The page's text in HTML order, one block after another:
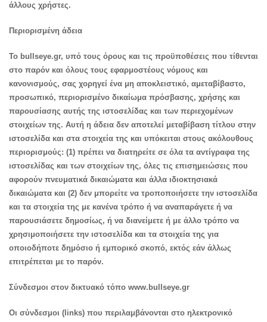
άλλους χρήστες.
Περιορισμένη άδεια
Το bullseye.gr, υπό τους όρους και τις προϋποθέσεις που τίθενται
στο παρόν και όλους τους εφαρμοστέους νόμους και
κανονισμούς, σας χορηγεί ένα μη αποκλειστικό, αμεταβίβαστο,
προσωπικό, περιορισμένο δικαίωμα πρόσβασης, χρήσης και
παρουσίασης αυτής της ιστοσελίδας και των περιεχομένων
στοιχείων της. Αυτή η άδεια δεν αποτελεί μεταβίβαση τίτλου στην
ιστοσελίδα και στα στοιχεία της και υπόκειται στους ακόλουθους
περιορισμούς: (1) πρέπει να διατηρείτε σε όλα τα αντίγραφα της
ιστοσελίδας και των στοιχείων της, όλες τις επισημειώσεις που
αφορούν πνευματικά δικαιώματα και άλλα ιδιοκτησιακά
δικαιώματα και (2) δεν μπορείτε να τροποποιήσετε την ιστοσελίδα
και τα στοιχεία της με κανένα τρόπο ή να αναπαράγετε ή να
παρουσιάσετε δημοσίως, ή να διανείμετε ή με άλλο τρόπο να
χρησιμοποιήσετε την ιστοσελίδα και τα στοιχεία της για
οποιοδήποτε δημόσιο ή εμπορικό σκοπό, εκτός εάν άλλως
επιτρέπεται με το παρόν.
Σύνδεσμοι στον δικτυακό τόπο www.bullseye.gr
Οι σύνδεσμοι (links) που περιλαμβάνονται στο ηλεκτρονικό